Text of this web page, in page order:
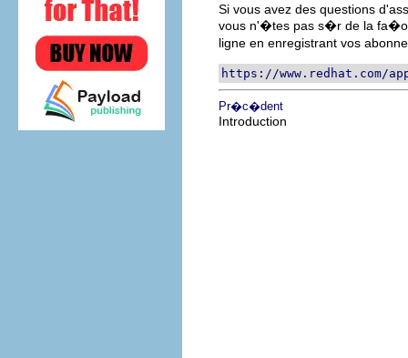
Si vous avez des questions
vous n'�tes pas s�r de la
ligne en enregistrant vos
https://www.redhat.com/
Pr�c�dent
Introduction